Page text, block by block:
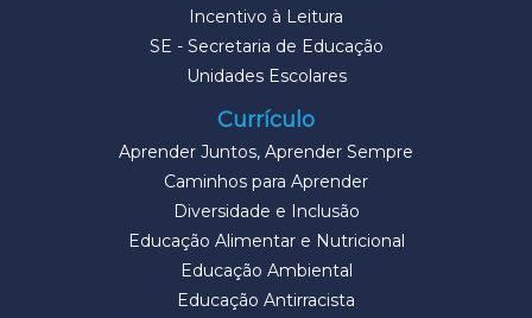
Incentivo à Leitura
SE - Secretaria de Educação
Unidades Escolares
Currículo
Aprender Juntos, Aprender Sempre
Caminhos para Aprender
Diversidade e Inclusão
Educação Alimentar e Nutricional
Educação Ambiental
Educação Antirracista